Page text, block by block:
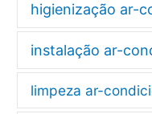
higienização ar-
instalação ar-
limpeza ar-